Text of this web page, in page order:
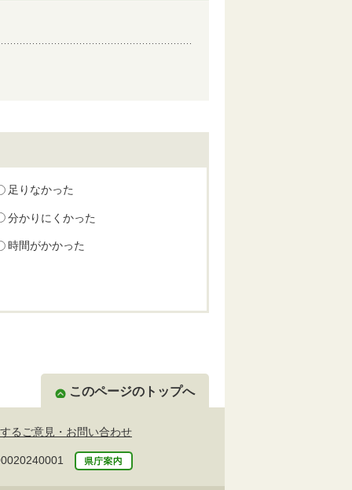
足りなかった
分かりにくかった
時間がかかった
このページのトップへ
るご意見・お問い合わせ